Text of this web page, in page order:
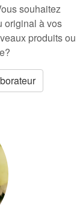
souhaitez
original à vos
produits ou